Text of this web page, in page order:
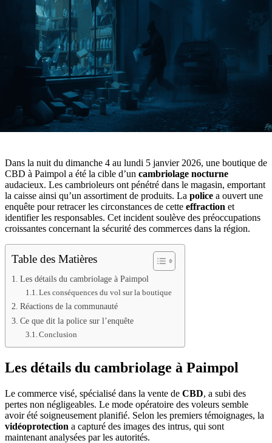
Dans la nuit du dimanche 4 au lundi 5 janvier 2026, une boutique de
CBD à Paimpol a été la cible d’un cambriolage nocturne
audacieux. Les cambrioleurs ont pénétré dans le magasin, emportant
la caisse ainsi qu’un assortiment de produits. La police a ouvert une
enquête pour retracer les circonstances de cette effraction et
identifier les responsables. Cet incident soulève des préoccupations
croissantes concernant la sécurité des commerces dans la région.
Table des Matières
Les détails du cambriolage à Paimpol
Les conséquences du vol sur la boutique
Réactions de la communauté
Ce que dit la police sur l’enquête
Conclusion
Les détails du cambriolage à Paimpol
Le commerce visé, spécialisé dans la vente de CBD, a subi des
pertes non négligeables. Le mode opératoire des voleurs semble
avoir été soigneusement planifié. Selon les premiers témoignages, la
vidéoprotection a capturé des images des intrus, qui sont
maintenant analysées par les autorités.